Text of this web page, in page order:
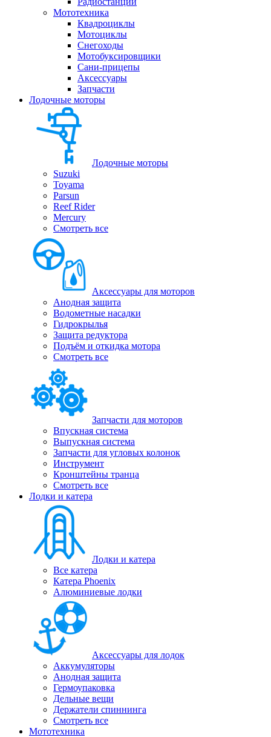
Мототехника
Квадроциклы
Мотоциклы
Снегоходы
Мотобуксировщики
Сани-прицепы
Аксессуары
Запчасти
Лодочные моторы
Лодочные моторы
Suzuki
Toyama
Parsun
Reef Rider
Mercury
Смотреть все
Аксессуары для моторов
Анодная защита
Водометные насадки
Гидрокрылья
Защита редуктора
Подъём и откидка мотора
Смотреть все
Запчасти для моторов
Впускная система
Выпускная система
Запчасти для угловых колонок
Инструмент
Кронштейны транца
Смотреть все
Лодки и катера
Лодки и катера
Все катера
Катера Phoenix
Алюминиевые лодки
Аксессуары для лодок
Аккумуляторы
Анодная защита
Гермоупаковка
Дельные вещи
Держатели спиннинга
Смотреть все
Мототехника